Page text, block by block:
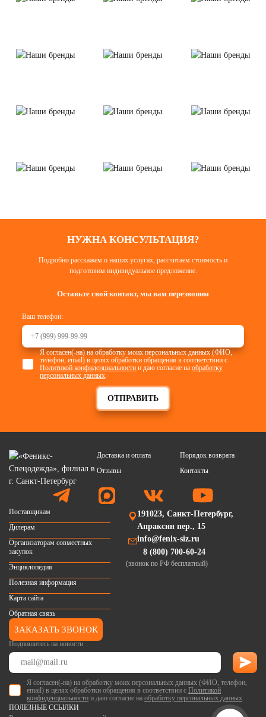
НУЖНА КОНСУЛЬТАЦИЯ?
Подробно расскажем о наших услугах, рассчитаем стоимость и
подготовим индивидуальное предложение.
Оставьте свой контакт, мы вам перезвоним
Ваш телефон:
ОТПРАВИТЬ
Я согласен(-на) на обработку моих персональных данных (ФИО,
телефон, email) в целях обработки обращения в соответствии с
Политикой конфиденциальности и даю согласие наобработку
персональных данных
Доставка и оплата
Порядок возврата
Отзывы
Контакты
Подпишитесь на новости
Я согласен(-на) на обработку моих персональных данных (ФИО, телефон,
email) в целях обработки обращения в соответствии с Политикой
конфиденциальности и даю согласие на обработку персональных данных
Поставщикам
Дилерам
Организаторам совместных
закупок
Энциклопедия
Полезная информация
Карта сайта
Обратная связь
191023, Санкт-Петербург,
Апраксин пер., 15
info@fenix-siz.ru
8 (800) 700-60-24
(звонок по РФ бесплатный)
ЗАКАЗАТЬ ЗВОНОК
ПОЛЕЗНЫЕ ССЫЛКИ